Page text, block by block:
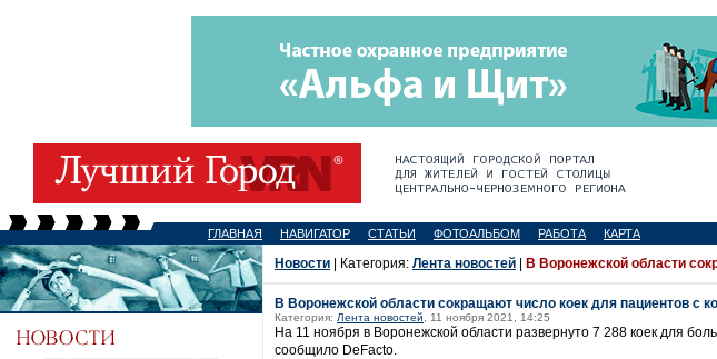
ГЛАВНАЯ НАВИГАТОР СТАТЬИ ФОТОАЛЬБОМ РАБОТА КАРТА
Новости | Категория: Лента новостей В Воронежской области
В Воронежской области сокращают число коек для пациентов с
Категория: Лента новостей , 11 ноября 2021, 14:25
На 11 ноября в Воронежской области развернуто 7 288 коек для
сообщило DeFacto.